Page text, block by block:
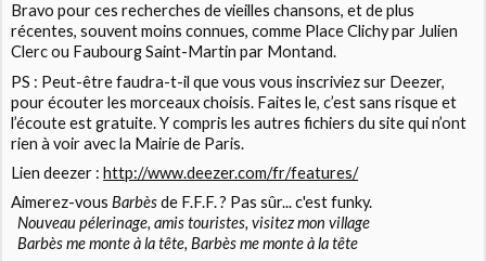
Bravo pour ces recherches de vieilles chansons, et de plus
récentes, souvent moins connues, comme Place Clichy par Julien
Clerc ou Faubourg Saint-Martin par Montand.
PS : Peut-être faudra-t-il que vous vous inscriviez sur Deezer,
pour écouter les morceaux choisis. Faites le, c’est sans risque et
l’écoute est gratuite. Y compris les autres fichiers du site qui n’ont
rien à voir avec la Mairie de Paris.
Lien deezer :http://www.deezer.com/fr/features/
Aimerez-vousBarbèsde F.F.F. ? Pas sûr... c'est funky.
Nouveau pélerinage, amis touristes, visitez mon village
Barbès me monte à la tête, Barbès me monte à la tête